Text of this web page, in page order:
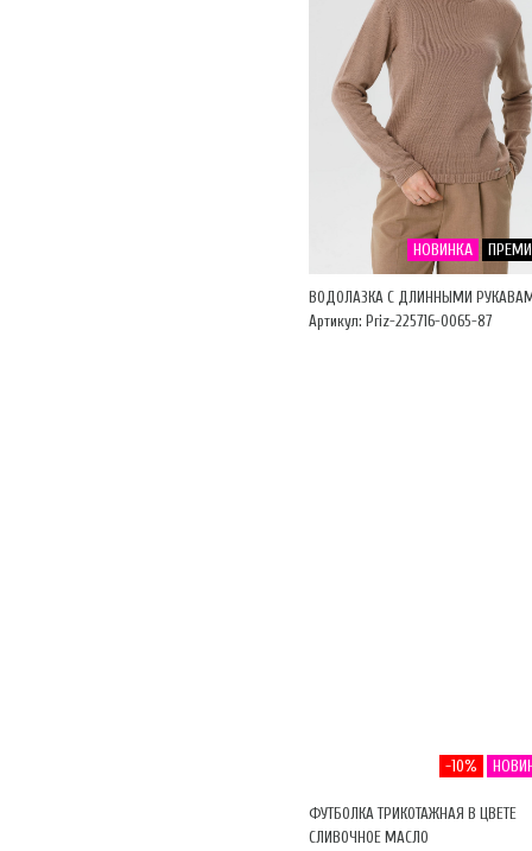
НОВИНКА
ВОДОЛАЗКА С ДЛИННЫМИ
Артикул: Priz-225716-0065-87
-10%
ФУТБОЛКА ТРИКОТАЖНАЯ В ЦВЕТЕ
СЛИВОЧНОЕ МАСЛО